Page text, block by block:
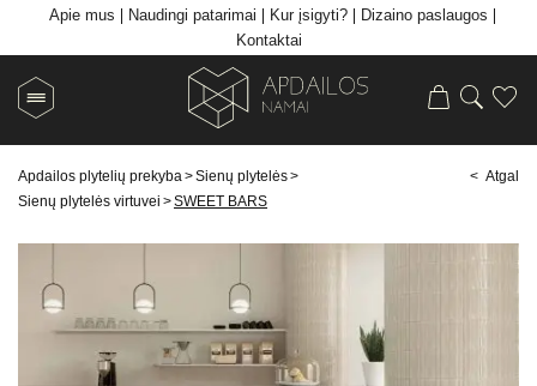
Apie mus Naudingi patarimai Kur įsigyti?
Dizaino paslaugos
Kontaktai
Apdailos plytelių prekyba >Sienų plytelės>
Sienų plytelės virtuvei >SWEET BARS
< Atgal